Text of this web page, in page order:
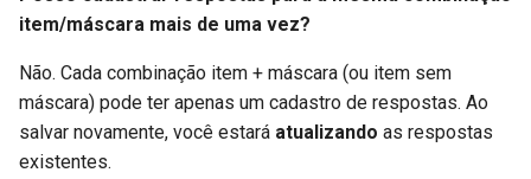
item/máscara mais de uma vez?
Não. Cada combinação item + máscara (ou item sem
máscara) pode ter apenas um cadastro de respostas. Ao
salvar novamente, você estará atualizando as respostas
existentes.